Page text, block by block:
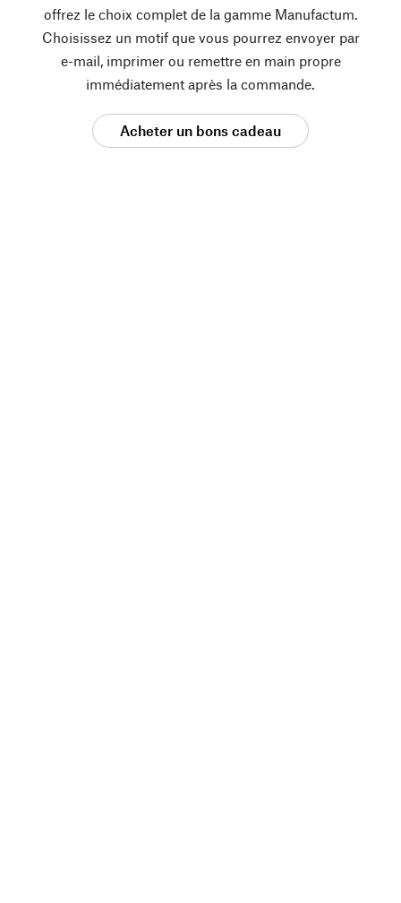
offrez le choix complet de la gamme Manufactum.
Choisissez un motif que vous pourrez envoyer par
e-mail, imprimer ou remettre en main propre
immédiatement après la commande.
Acheter un bons cadeau